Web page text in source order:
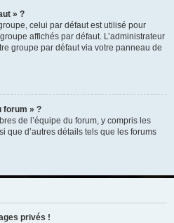
» ?
celui par défaut est utilisé pour
affichés par défaut. L’administrateur
groupe par défaut via votre panneau de
forum » ?
de l’équipe du forum, y compris les
que d’autres détails tels que les forums
privés !